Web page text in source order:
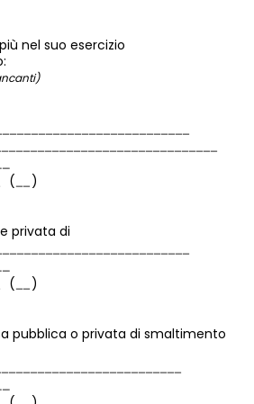
nel suo esercizio
( )
privata di
( )
pubblica o privata di smaltimento